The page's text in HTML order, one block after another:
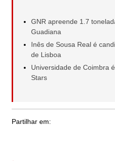
GNR apreende 1.7
Guadiana
Inês de Sousa Real é
de Lisboa
Universidade de Coimbra
Stars
Partilhar em: